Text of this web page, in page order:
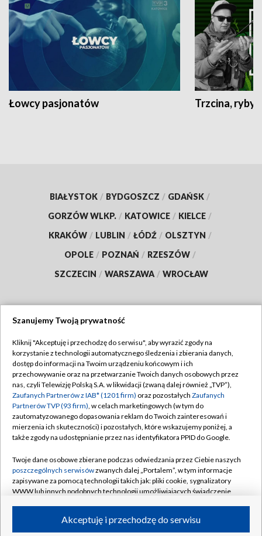
Łowcy pasjonatów Trzcina, ryby
BIAŁYSTOK / BYDGOSZCZ / GDAŃSK /
GORZÓW WLKP. / KATOWICE / KIELCE /
KRAKÓW / LUBLIN / ŁÓDŹ / OLSZTYN /
OPOLE / POZNAŃ / RZESZÓW /
SZCZECIN / WARSZAWA / WROCŁAW
TVP
Abonament TVP
Emisja w TVP
Centrum informacji TVP
Naziemna Telewizja Cyfrowa
Rada Programowa
System NOS
Informacje o nadawcy
Program dla prasy
Regulamin TVP
Polityka prywatności
Moje zgody
Pomoc
Kontakt
Kanały
Szanujemy Twoją prywatność
Kliknij "Akceptuję i przechodzę do serwisu", aby wyrazić zgody na
korzystanie z technologii automatycznego śledzenia i zbierania danych,
dostęp do informacji na Twoim urządzeniu końcowym i ich
przechowywanie oraz na przetwarzanie Twoich danych osobowych przez
nas, czyli Telewizję Polską S.A. w likwidacji (zwaną dalej również „TVP”),
Zaufanych Partnerów z IAB* (1201 firm) oraz pozostałych Zaufanych
Partnerów TVP (93 firm), w celach marketingowych (w tym do
zautomatyzowanego dopasowania reklam do Twoich zainteresowań i
mierzenia ich skuteczności) i pozostałych, które wskazujemy poniżej, a
także zgody na udostępnianie przez nas identyfikatora PPID do Google.
Twoje dane osobowe zbierane podczas odwiedzania przez Ciebie naszych
poszczególnych serwisówzwanych dalej „Portalem”, w tym informacje
zapisywane za pomocą technologii takich jak: pliki cookie, sygnalizatory
WWW lub innych podobnych technologii umożliwiających świadczenie
ruchu w Internecie.Akceptuję i przechodzę do serwisu